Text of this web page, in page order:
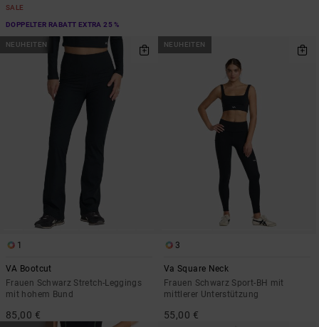
SALE
DOPPELTER RABATT EXTRA 25 %
NEUHEITEN
1
VA Bootcut
Frauen Schwarz Stretch-Leggings
mit hohem Bund
85,00 €
NEUHEITEN
3
Va Square Neck
Frauen Schwarz Sport-BH mit
mittlerer Unterstützung
55,00 €